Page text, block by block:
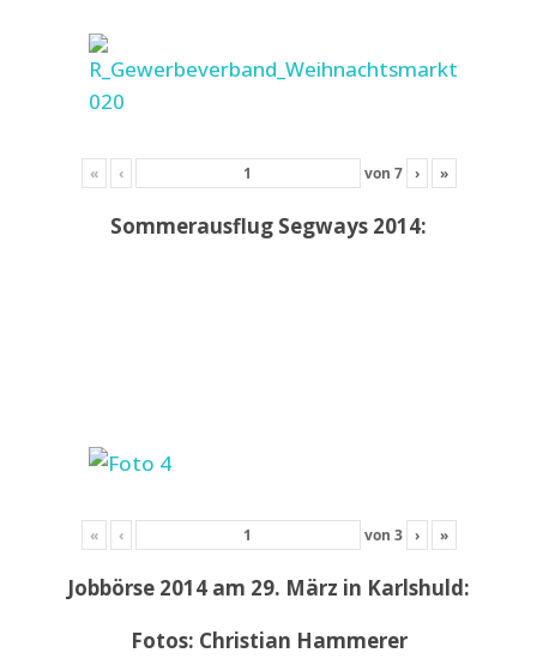
« ‹ von 7 › »
Sommerausflug Segways 2014:
« ‹ von 3 › »
Jobbörse 2014 am 29. März in Karlshuld:
Fotos: Christian Hammerer